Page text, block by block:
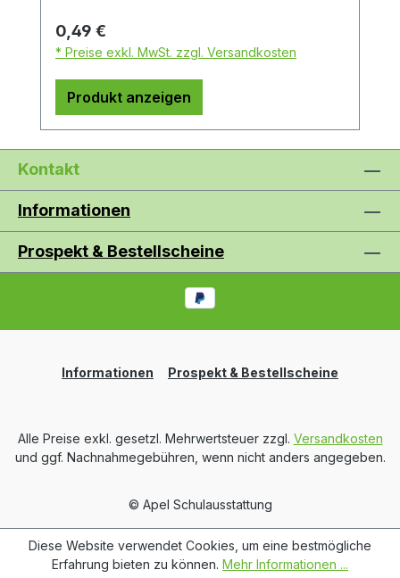
Regulärer Preis:
0,49 €
* Preise exkl. MwSt. zzgl. Versandkosten
Produkt anzeigen
Kontakt
Informationen
Prospekt & Bestellscheine
Informationen Prospekt & Bestellscheine
Alle Preise exkl. gesetzl. Mehrwertsteuer zzgl. Versandkosten
und ggf. Nachnahmegebühren, wenn nicht anders angegeben.
© Apel Schulausstattung
Diese Website verwendet Cookies, um eine bestmögliche
Erfahrung bieten zu können. Mehr Informationen ...